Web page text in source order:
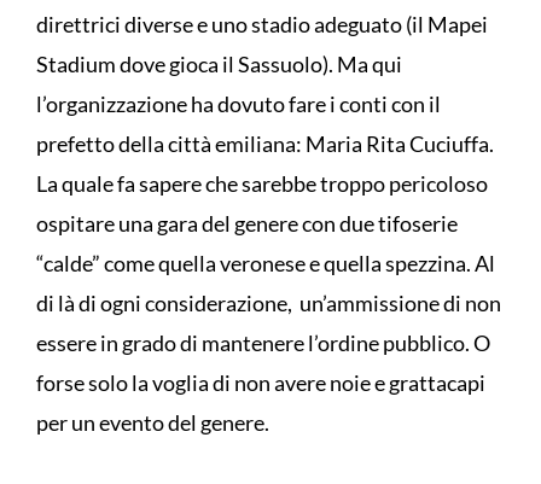
direttrici diverse e uno stadio adeguato (il Mapei
Stadium dove gioca il Sassuolo). Ma qui
l’organizzazione ha dovuto fare i conti con il
prefetto della città emiliana: Maria Rita Cuciuffa.
La quale fa sapere che sarebbe troppo pericoloso
ospitare una gara del genere con due tifoserie
“calde” come quella veronese e quella spezzina. Al
di là di ogni considerazione, un’ammissione di non
essere in grado di mantenere l’ordine pubblico. O
forse solo la voglia di non avere noie e grattacapi
per un evento del genere.